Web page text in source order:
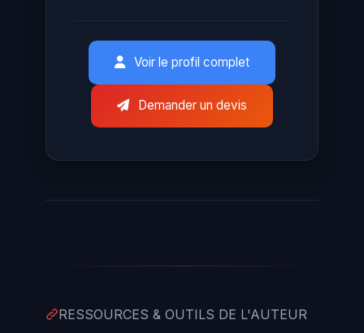
Voir le profil complet
Demander un devis
RESSOURCES & OUTILS DE L'AUTEUR